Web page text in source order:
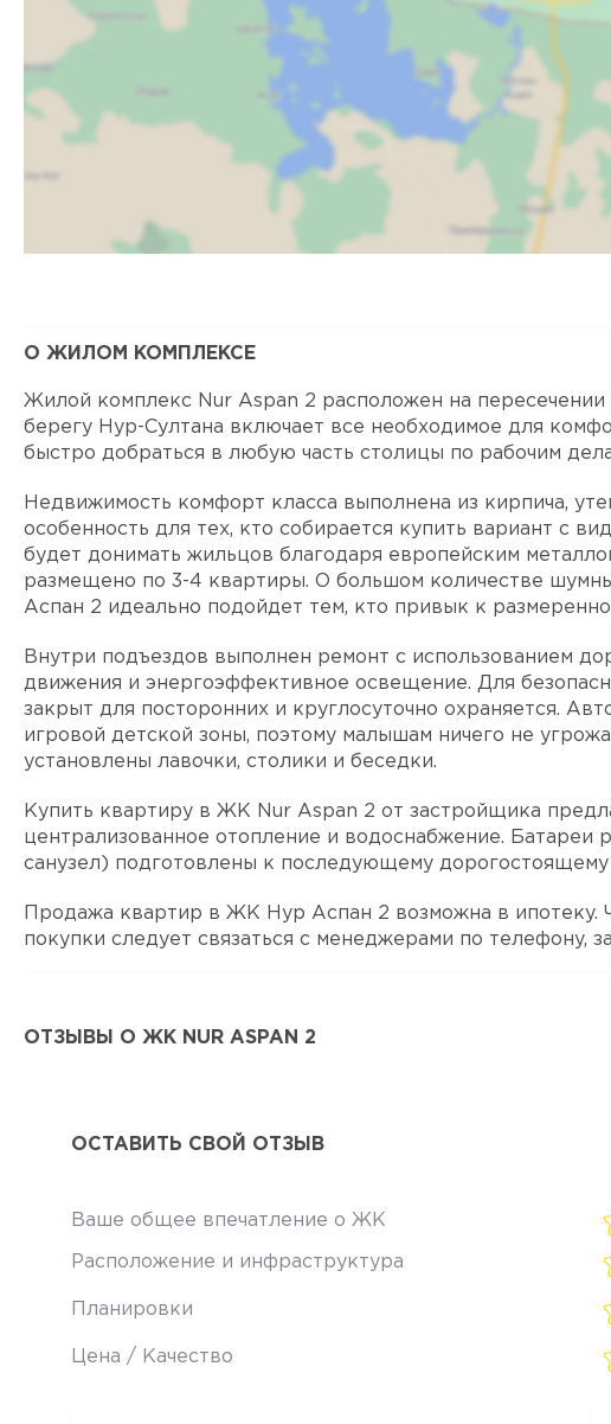
Карта
О ЖИЛОМ КОМПЛЕКСЕ
Жилой комплекс Nur Aspan 2 расположен на
берегу Нур-Султана включает все необходимое для
быстро добраться в любую часть столицы по рабочим
Недвижимость комфорт класса выполнена из кирпича,
особенность для тех, кто собирается купить вариант с
будет донимать жильцов благодаря европейским
размещено по 3-4 квартиры. О большом количестве
Аспан 2 идеально подойдет тем, кто привык к
Внутри подъездов выполнен ремонт с использованием
движения и энергоэффективное освещение. Для
закрыт для посторонних и круглосуточно охраняется.
игровой детской зоны, поэтому малышам ничего не
установлены лавочки, столики и беседки.
Купить квартиру в ЖК Nur Aspan 2 от застройщика
централизованное отопление и водоснабжение.
санузел) подготовлены к последующему дорогостоящему
Продажа квартир в ЖК Нур Аспан 2 возможна в ипотеку.
покупки следует связаться с менеджерами по телефону,
ОТЗЫВЫ О ЖК NUR ASPAN 2
ОСТАВИТЬ СВОЙ ОТЗЫВ
Ваше общее впечатление о ЖК
Расположение и инфраструктура
Планировки
Цена / Качество